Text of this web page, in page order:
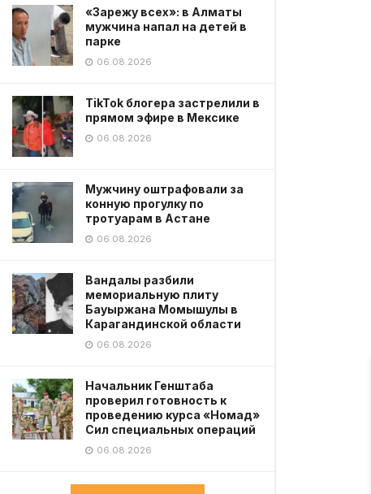
«Зарежу всех»: в Алматы
мужчина напал на детей в
парке
06.08.2026
TikTok блогера застрелили в
прямом эфире в Мексике
06.08.2026
Мужчину оштрафовали за
конную прогулку по
тротуарам в Астане
06.08.2026
Вандалы разбили
мемориальную плиту
Бауыржана Момышулы в
Карагандинской области
06.08.2026
Начальник Генштаба
проверил готовность к
проведению курса «Номад»
Сил специальных операций
06.08.2026